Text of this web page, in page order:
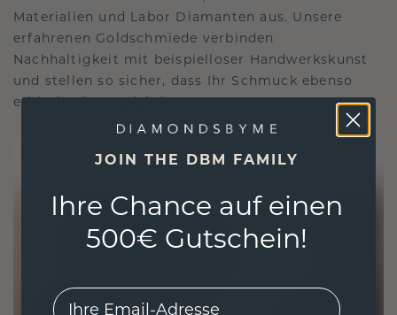
Materialien und Labor Diamanten aus. Unsere
erfahrenen Goldschmiede verbinden
Nachhaltigkeit mit beispielloser Handwerkskunst
und stellen so sicher, dass Ihr Schmuck ebenso
ethisch wie exquisit ist.
JOIN THE DBM FAMILY
Ihre Chance auf einen
500€ Gutschein!
EMail